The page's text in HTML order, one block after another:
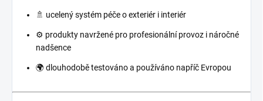
🚿 ucelený systém péče o exteriér i interiér
⚙️ produkty navržené pro profesionální provoz i náročné
nadšence
🌍 dlouhodobě testováno a používáno napříč Evropou